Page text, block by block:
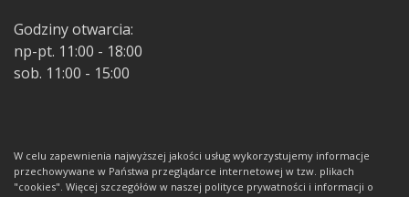
Godziny otwarcia:
np-pt. 11:00 - 18:00
sob. 11:00 - 15:00
W celu zapewnienia najwyższej jakości usług wykorzystujemy informacje
przechowywane w Państwa przeglądarce internetowej w tzw. plikach
"cookies". Więcej szczegółów w naszej polityce prywatności i informacji o